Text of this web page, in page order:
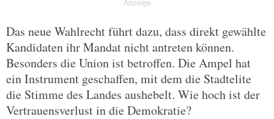
Das neue Wahlrecht führt dazu, dass direkt gewählte
Kandidaten ihr Mandat nicht antreten können.
Besonders die Union ist betroffen. Die Ampel hat
ein Instrument geschaffen, mit dem die Stadtelite
die Stimme des Landes aushebelt. Wie hoch ist der
Vertrauensverlust in die Demokratie?